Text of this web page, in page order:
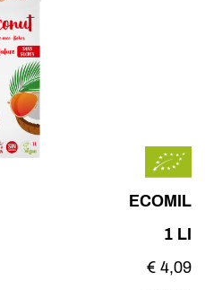
ECOMIL
1 LI
€ 4,09